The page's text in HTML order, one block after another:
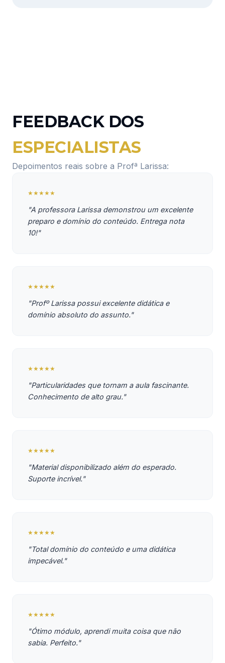
FEEDBACK DOS
ESPECIALISTAS
Depoimentos reais sobre a Profª Larissa:
★★★★★
"A professora Larissa demonstrou um excelente
preparo e domínio do conteúdo. Entrega nota
10!"
★★★★★
"Profº Larissa possui excelente didática e
domínio absoluto do assunto."
★★★★★
"Particularidades que tornam a aula fascinante.
Conhecimento de alto grau."
★★★★★
"Material disponibilizado além do esperado.
Suporte incrível."
★★★★★
"Total domínio do conteúdo e uma didática
impecável."
★★★★★
"Ótimo módulo, aprendi muita coisa que não
sabia. Perfeito."